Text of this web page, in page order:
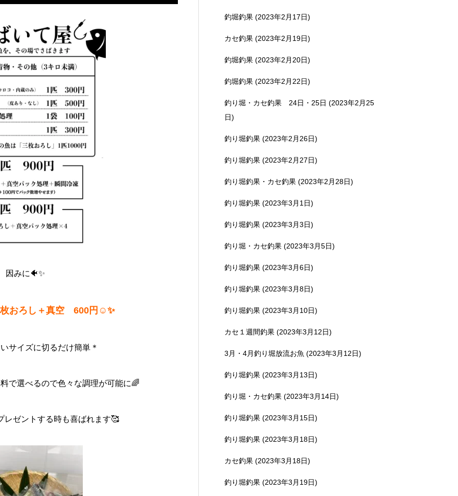
因みに🐠✨
おろし＋真空 600円☺️✨
サイズに切るだけ簡単＊
で選べるので色々な調理が可能に🌈
レゼントする時も喜ばれます🥰
釣堀釣果 (2023年2月17日)
カセ釣果 (2023年2月19日)
釣堀釣果 (2023年2月20日)
釣堀釣果 (2023年2月22日)
釣り堀・カセ釣果 24日・25日 (2023年2月25
日)
釣り堀釣果 (2023年2月26日)
釣り堀釣果 (2023年2月27日)
釣り堀釣果・カセ釣果 (2023年2月28日)
釣り堀釣果 (2023年3月1日)
釣り堀釣果 (2023年3月3日)
釣り堀・カセ釣果 (2023年3月5日)
釣り堀釣果 (2023年3月6日)
釣り堀釣果 (2023年3月8日)
釣り堀釣果 (2023年3月10日)
カセ１週間釣果 (2023年3月12日)
3月・4月釣り堀放流お魚 (2023年3月12日)
釣り堀釣果 (2023年3月13日)
釣り堀・カセ釣果 (2023年3月14日)
釣り堀釣果 (2023年3月15日)
釣り堀釣果 (2023年3月18日)
カセ釣果 (2023年3月18日)
釣り堀釣果 (2023年3月19日)